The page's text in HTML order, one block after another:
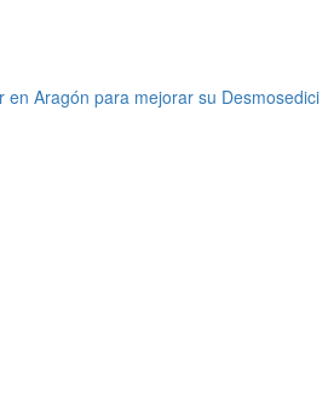
en Aragón para mejorar su Desmosedici